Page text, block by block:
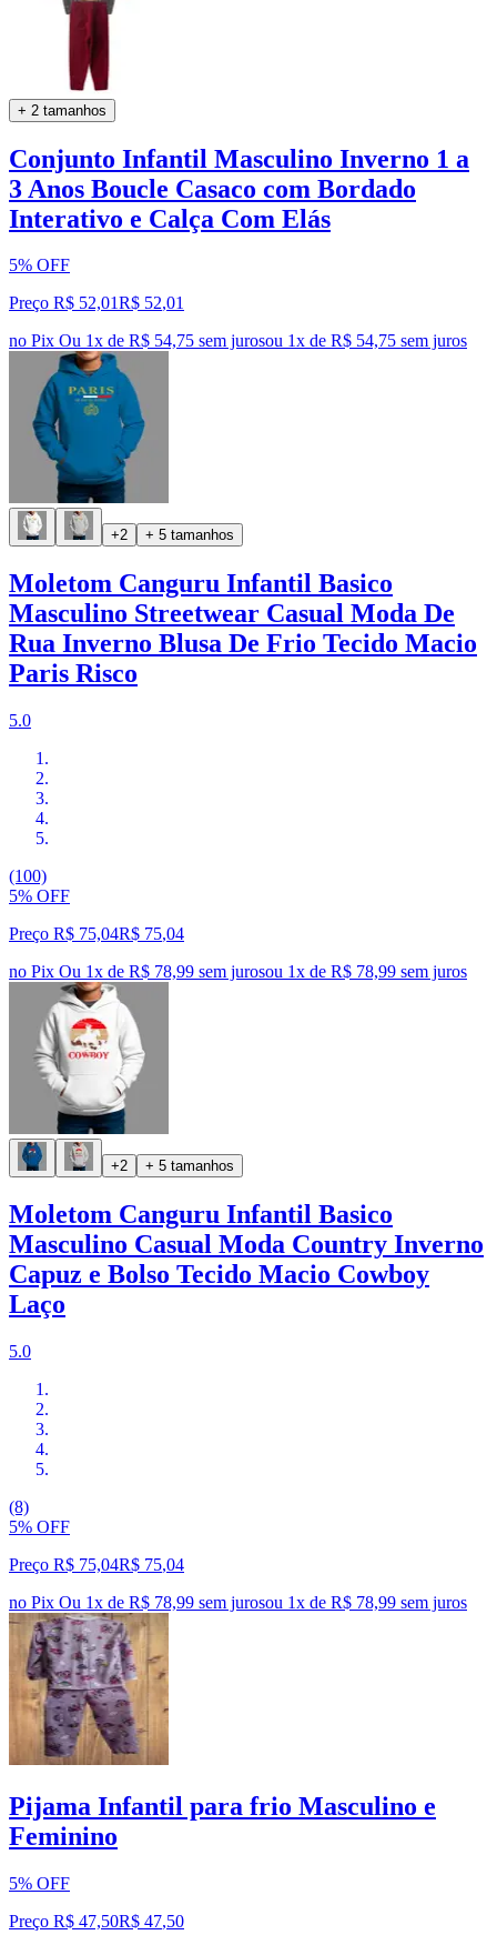
+ 2 tamanhos
Conjunto Infantil Masculino Inverno 1 a
3 Anos Boucle Casaco com Bordado
Interativo e Calça Com Elás
5% OFF
Preço R$ 52,01R$ 52,01
no Pix Ou 1x de R$ 54,75 sem jurosou 1x de R$ 54,75 sem juros
+2 + 5 tamanhos
Moletom Canguru Infantil Basico
Masculino Streetwear Casual Moda De
Rua Inverno Blusa De Frio Tecido Macio
Paris Risco
5.0
(100)
5% OFF
Preço R$ 75,04R$ 75,04
no Pix Ou 1x de R$ 78,99 sem jurosou 1x de R$ 78,99 sem juros
+2 + 5 tamanhos
Moletom Canguru Infantil Basico
Masculino Casual Moda Country Inverno
Capuz e Bolso Tecido Macio Cowboy
Laço
5.0
(8)
5% OFF
Preço R$ 75,04R$ 75,04
no Pix Ou 1x de R$ 78,99 sem jurosou 1x de R$ 78,99 sem juros
Pijama Infantil para frio Masculino e
Feminino
5% OFF
Preço R$ 47,50R$ 47,50